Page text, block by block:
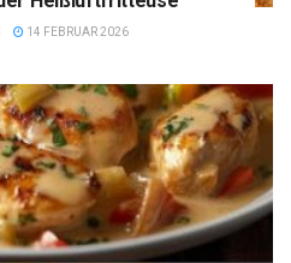
14 FEBRUAR 2026